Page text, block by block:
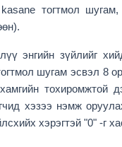
тогтмол
энгийн зүйлийг
шугам эсвэл 8
тохиромжтой
хэзээ нэмж
хэрэгтэй "0" -г